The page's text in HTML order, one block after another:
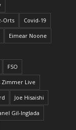
Orts Covid-19
Eimear Noone
FSO
Zimmer Live
Joe Hisaishi
Gil-Inglada